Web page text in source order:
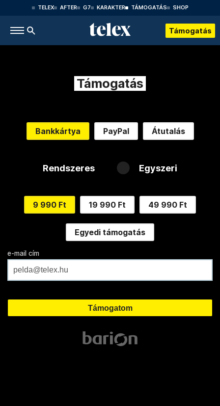
TELEX AFTER G7 KARAKTER TÁMOGATÁS SHOP
Támogatás
Támogatás
Bankkártya PayPal Átutalás
Rendszeres Egyszeri
9 990 Ft 19 990 Ft 49 990 Ft
Egyedi támogatás
e-mail cím